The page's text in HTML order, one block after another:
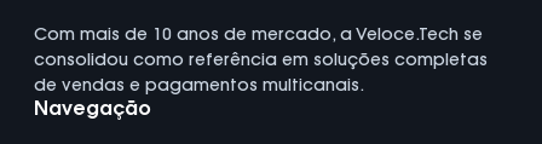
Com mais de 10 anos de mercado, a Veloce.Tech se
consolidou como referência em soluções completas
de vendas e pagamentos multicanais.
Navegação